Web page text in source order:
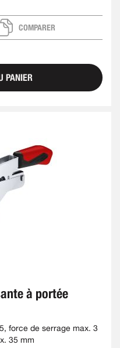
COMPARER
PANIER
à portée
force de serrage max. 3
35 mm